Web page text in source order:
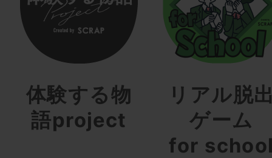
体験する物
語project
リアル脱
ゲーム
for